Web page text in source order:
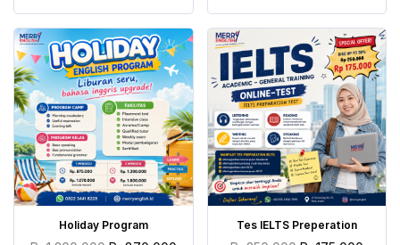
TAMBAH KE KERANJANG
Holiday Program TAMBAH KE KERANJANG
Tes IELTS Preperation